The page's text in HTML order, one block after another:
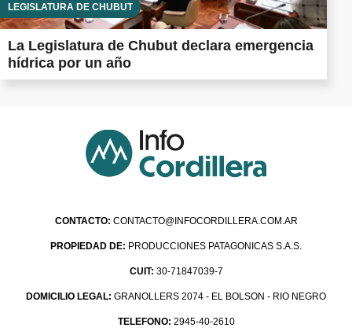
LEGISLATURA DE CHUBUT
La Legislatura de Chubut declara emergencia
hídrica por un año
CONTACTO: CONTACTO@INFOCORDILLERA.COM.AR
PROPIEDAD DE: PRODUCCIONES PATAGONICAS S.A.S.
CUIT: 30-71847039-7
DOMICILIO LEGAL: GRANOLLERS 2074 - EL BOLSON - RIO NEGRO
TELEFONO: 2945-40-2610